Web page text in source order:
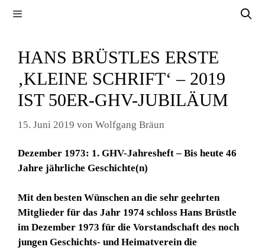
HANS BRÜSTLES ERSTE
‚KLEINE SCHRIFT‘ – 2019
IST 50ER-GHV-JUBILÄUM
15. Juni 2019 von Wolfgang Bräun
Dezember 1973: 1. GHV-Jahresheft – Bis heute 46
Jahre jährliche Geschichte(n)
Mit den besten Wünschen an die sehr geehrten
Mitglieder für das Jahr 1974 schloss Hans Brüstle
im Dezember 1973 für die Vorstandschaft des noch
jungen Geschichts- und Heimatverein die